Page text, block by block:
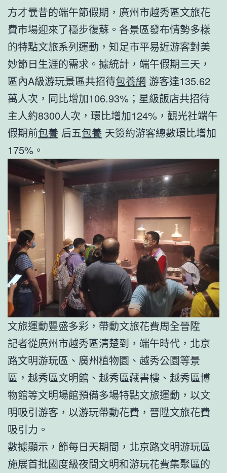
方才曩昔的端午節假期，廣州市越秀區文旅花
費市場迎來了穩步復蘇。各景區發布情勢多樣
的特點文旅系列運動，知足市平易近游客對美
妙節日生涯的需求。據統計，端午假期三天，
區內A級游玩景區共招待包養網 游客達135.62
萬人次，同比增加106.93%；星級飯店共招待
主人約8300人次，環比增加124%，觀光社端午
假期前包養 后五包養 天簽約游客總數環比增加
175%。
文旅運動豐盛多彩，帶動文旅花費周全晉陞
記者從廣州市越秀區清楚到，端午時代，北京
路文明游玩區、廣州植物園、越秀公園等景
區，越秀區文明館、越秀區藏書樓、越秀區博
物館等文明場館預備多場特點文旅運動，以文
明吸引游客，以游玩帶動花費，晉陞文旅花費
吸引力。
數據顯示，節每日天期間，北京路文明游玩區
施展首批國度級夜間文明和游玩花費集聚區的